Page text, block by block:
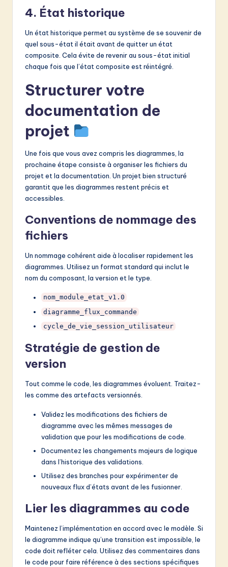
4. État historique
Un état historique permet au système de se souvenir de
quel sous-état il était avant de quitter un état
composite. Cela évite de revenir au sous-état initial
chaque fois que l’état composite est réintégré.
Structurer votre
documentation de
projet
Une fois que vous avez compris les diagrammes, la
prochaine étape consiste à organiser les fichiers du
projet et la documentation. Un projet bien structuré
garantit que les diagrammes restent précis et
accessibles.
Conventions de nommage des
fichiers
Un nommage cohérent aide à localiser rapidement les
diagrammes. Utilisez un format standard qui inclut le
nom du composant, la version et le type.
nom_module_etat_v1.0
diagramme_flux_commande
cycle_de_vie_session_utilisateur
Stratégie de gestion de
version
Tout comme le code, les diagrammes évoluent. Traitez-
les comme des artefacts versionnés.
Validez les modifications des fichiers de
diagramme avec les mêmes messages de
validation que pour les modifications de code.
Documentez les changements majeurs de logique
dans l’historique des validations.
Utilisez des branches pour expérimenter de
nouveaux flux d’états avant de les fusionner.
Lier les diagrammes au code
Maintenez l’implémentation en accord avec le modèle. Si
le diagramme indique qu’une transition est impossible, le
code doit refléter cela. Utilisez des commentaires dans
le code pour faire référence à des sections spécifiques